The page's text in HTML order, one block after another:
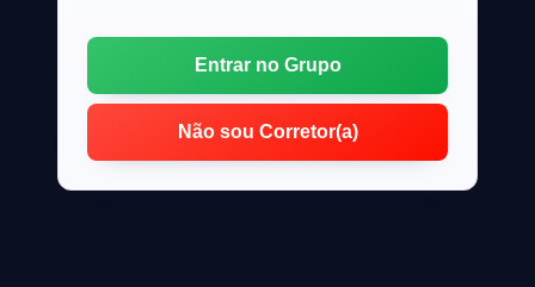
Entrar no Grupo
Não sou Corretor(a)